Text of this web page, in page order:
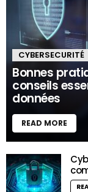
CYBERSECURITÉ
Bonnes
conseils
données
READ MORE